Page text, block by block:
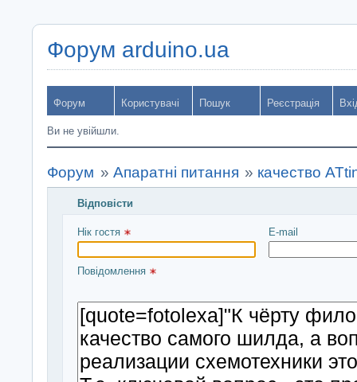
Форум arduino.ua
Форум Користувачі Пошук Реєстрація
Ви не увійшли.
Форум » Апаратні питання » качество
Відповісти
Введіть повідомлення і натисніть Надіслати
Нік гостя E-mail
Повідомлення